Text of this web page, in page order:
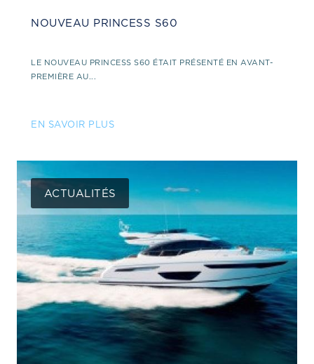
NOUVEAU PRINCESS S60
LE NOUVEAU PRINCESS S60 ÉTAIT PRÉSENTÉ EN AVANT-
PREMIÈRE AU...
EN SAVOIR PLUS
ACTUALITÉS